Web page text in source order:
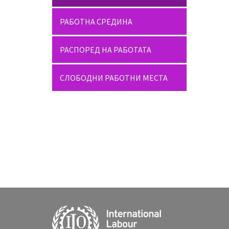
РАБОТНА СРЕДИНА
РАСПОРЕД НА РАБОТАТА
СЛОБОДНИ РАБОТНИ МЕСТА